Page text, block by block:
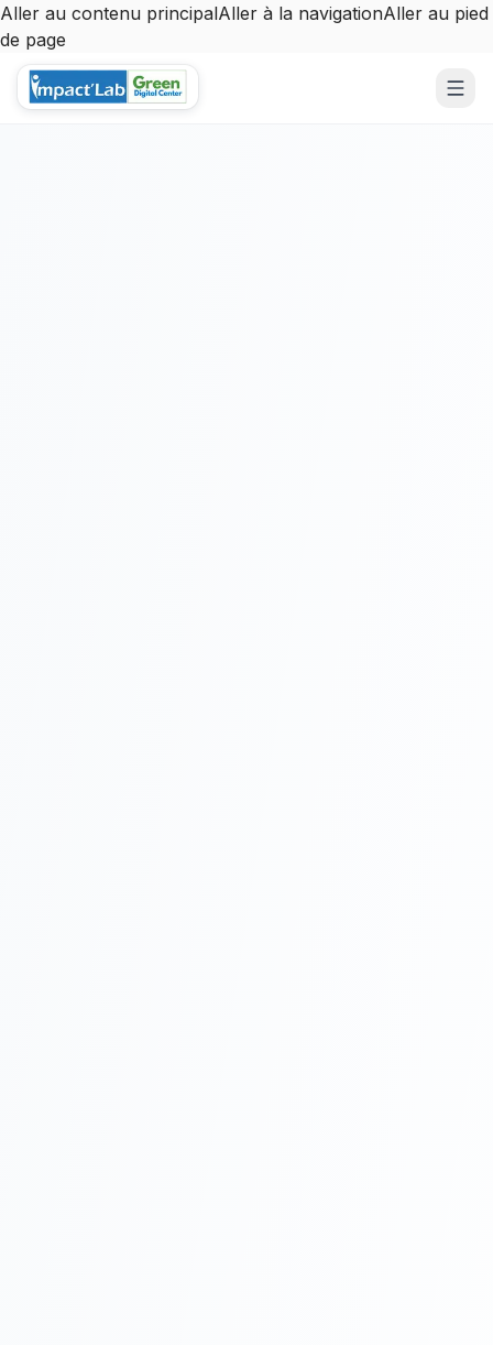
Aller au contenu principalAller à la navigationAller au pied
de page
Aller au contenu principal